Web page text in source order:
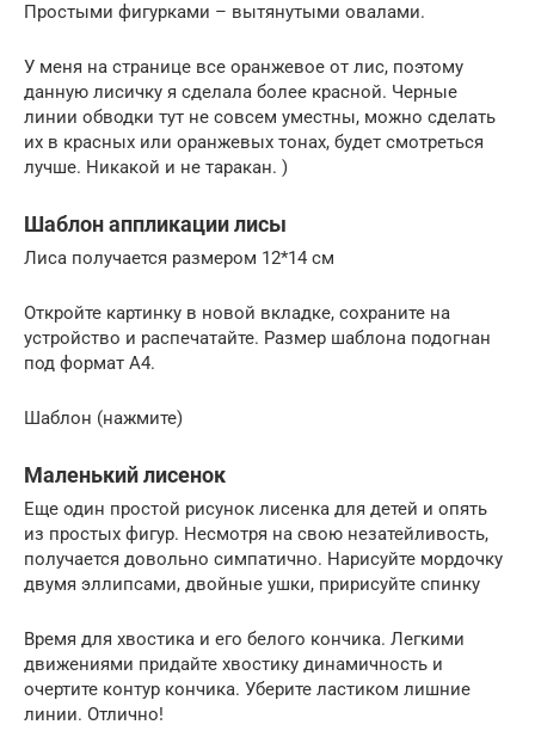
Простыми фигурками – вытянутыми овалами.
У меня на странице все оранжевое от лис, поэтому
данную лисичку я сделала более красной. Черные
линии обводки тут не совсем уместны, можно сделать
их в красных или оранжевых тонах, будет смотреться
лучше. Никакой и не таракан. )
Шаблон аппликации лисы
Лиса получается размером 12*14 см
Откройте картинку в новой вкладке, сохраните на
устройство и распечатайте. Размер шаблона подогнан
под формат А4.
Шаблон (нажмите)
Маленький лисенок
Еще один простой рисунок лисенка для детей и опять
из простых фигур. Несмотря на свою незатейливость,
получается довольно симпатично. Нарисуйте мордочку
двумя эллипсами, двойные ушки, пририсуйте спинку
Время для хвостика и его белого кончика. Легкими
движениями придайте хвостику динамичность и
очертите контур кончика. Уберите ластиком лишние
линии. Отлично!